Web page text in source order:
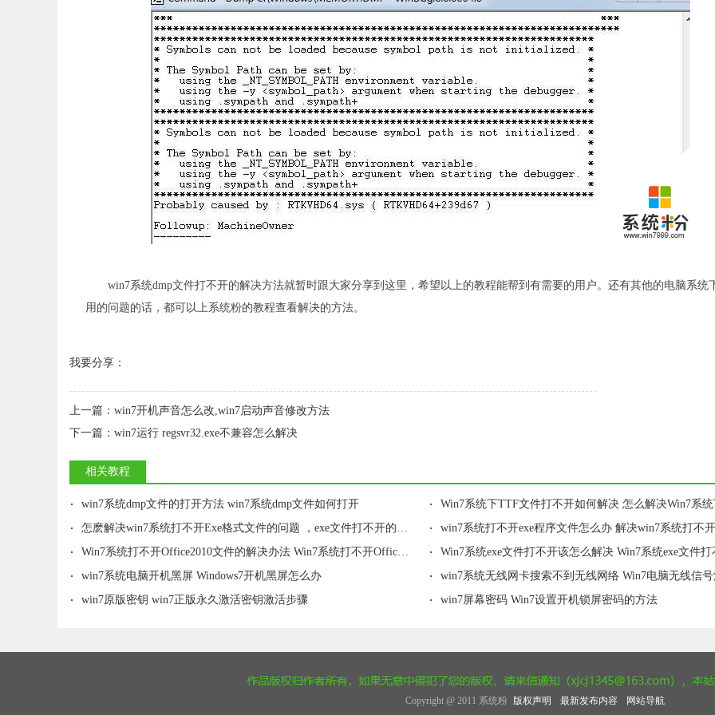
win7系统dmp文件打不开的解决方法就暂时跟大家分享到这里，希望以上的教程能帮到有需要的用户。还有其他的电脑系统
用的问题的话，都可以上系统粉的教程查看解决的方法。
我要分享：
上一篇： win7开机声音怎么改,win7启动声音修改方法
下一篇： win7运行 regsvr32.exe不兼容怎么解决
相关教程
· win7系统dmp文件的打开方法 win7系统dmp文件如何打开 · Win7系统下TTF文件打不开如何解决 怎么解决Win7系统下TTF文件打
· 怎麽解决win7系统打不开Exe格式文件的问题 ，exe文件打不开的解决方法 · win7系统打不开exe程序文件怎么办 解决win7系统打不开exe程序
· Win7系统打不开Office2010文件的解决办法 Win7系统打不开Office2010文件怎么办 · Win7系统exe文件打不开该怎么解决 Win7系统exe文件打不开
· win7系统电脑开机黑屏 Windows7开机黑屏怎么办 · win7系统无线网卡搜索不到无线网络 Win7电脑无线信
· win7原版密钥 win7正版永久激活密钥激活步骤 · win7屏幕密码 Win7设置开机锁屏密码的方法
Copyright @ 2011 系统粉 版权声明 最新发布内容 网站导航